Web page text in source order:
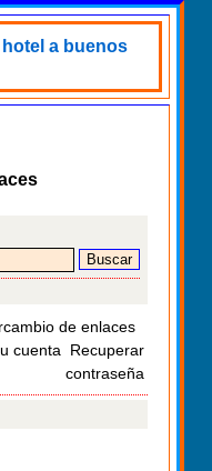
a buenos
de enlaces
cuenta
Recuperar
contraseña